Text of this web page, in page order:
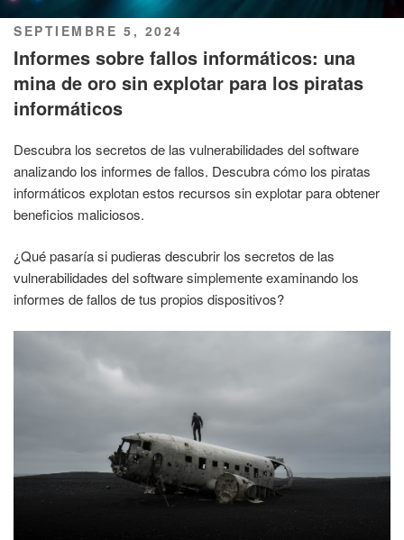
PUBLICADO
EL
SEPTIEMBRE 5, 2024
Informes sobre fallos informáticos: una
mina de oro sin explotar para los piratas
informáticos
Descubra los secretos de las vulnerabilidades del software
analizando los informes de fallos. Descubra cómo los piratas
informáticos explotan estos recursos sin explotar para obtener
beneficios maliciosos.
¿Qué pasaría si pudieras descubrir los secretos de las
vulnerabilidades del software simplemente examinando los
informes de fallos de tus propios dispositivos?